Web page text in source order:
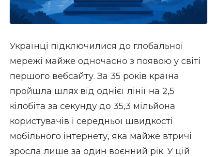
Українці підключилися до глобальної
мережі майже одночасно з появою у світі
першого вебсайту. За 35 років країна
пройшла шлях від однієї лінії на 2,5
кілобіта за секунду до 35,3 мільйона
користувачів і середньої швидкості
мобільного інтернету, яка майже втричі
зросла лише за один воєнний рік. У цій